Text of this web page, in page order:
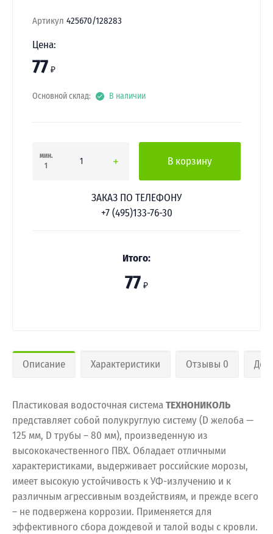
Артикул 425670/128283
Цена:
77 ₽
Основной склад: В наличии
мин.
1
В корзину
ЗАКАЗ ПО ТЕЛЕФОНУ
+7 (495)133-76-30
Итого:
77 ₽
Описание Характеристики Отзывы 0
Пластиковая водосточная системаТЕХНОНИКОЛЬ
представляет собой полукруглую систему (D желоба —
125 мм, D трубы – 80 мм), произведенную из
высококачественного ПВХ. Обладает отличными
характеристиками, выдерживает российские морозы,
имеет высокую устойчивость к УФ-излучению и к
различным агрессивным воздействиям, и прежде всего
– не подвержена коррозии. Применяется для
эффективного сбора дождевой и талой воды с кровли.